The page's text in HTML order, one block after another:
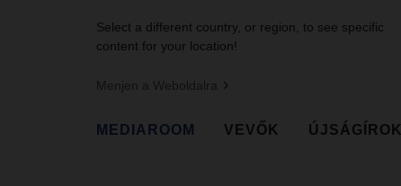
Select a different country, or region, to see specific
content for your location!
Menjen a Weboldalra
MEDIAROOM VEVŐK ÚJSÁGÍROK